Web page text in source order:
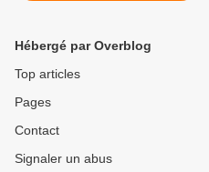
Hébergé par Overblog
Top articles
Pages
Contact
Signaler un abus